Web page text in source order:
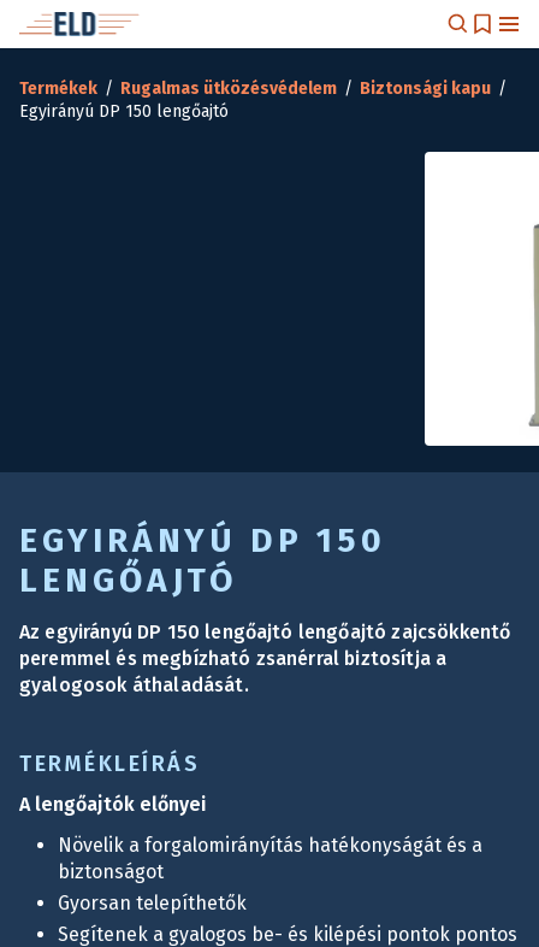
Termékek / Rugalmas ütközésvédelem / Biztonsági kapu /
Egyirányú DP 150 lengőajtó
EGYIRÁNYÚ DP 150
LENGŐAJTÓ
Az egyirányú DP 150 lengőajtó lengőajtó zajcsökkentő
peremmel és megbízható zsanérral biztosítja a
gyalogosok áthaladását.
TERMÉKLEÍRÁS
A lengőajtók előnyei
Növelik a forgalomirányítás hatékonyságát és a
biztonságot
Gyorsan telepíthetők
Segítenek a gyalogos be- és kilépési pontok pontos